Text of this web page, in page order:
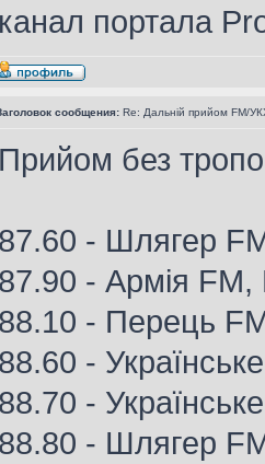
канал портала
сообщения: Re: Дальній прийом FM/
Прийом без
87.60 - Шлягер
87.90 - Армія FM,
88.10 - Перець
88.60 -
88.70 -
88.80 - Шлягер